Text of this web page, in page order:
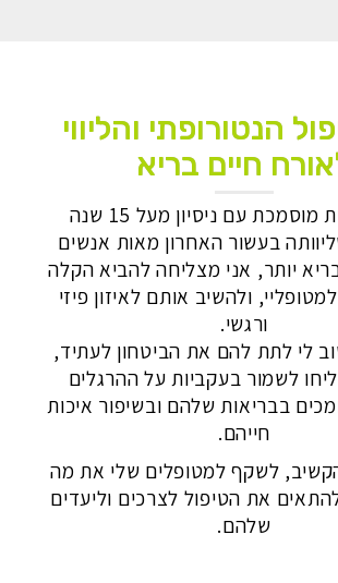
הנטורופתי והליווי
חיים בריא
כנטורופטית מוסמכת עם ניסיון מעל 15 שנה
בעשור האחרון מאות אנשים
יותר, אני מצליחה להביא הקלה
ולהשיב אותם לאיזון פיזי
ורגשי.
לי לתת להם את הביטחון לעתיד,
לשמור בעקביות על ההרגלים
בבריאות שלהם ובשיפור איכות
חייהם.
לשקף למטופלים שלי את מה
את הטיפול לצרכים וליעדים
שלהם.